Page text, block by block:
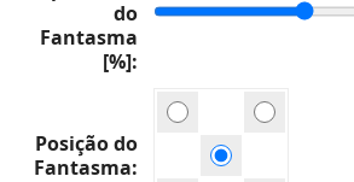
do
Fantasma
[%]
Posição do
Fantasma